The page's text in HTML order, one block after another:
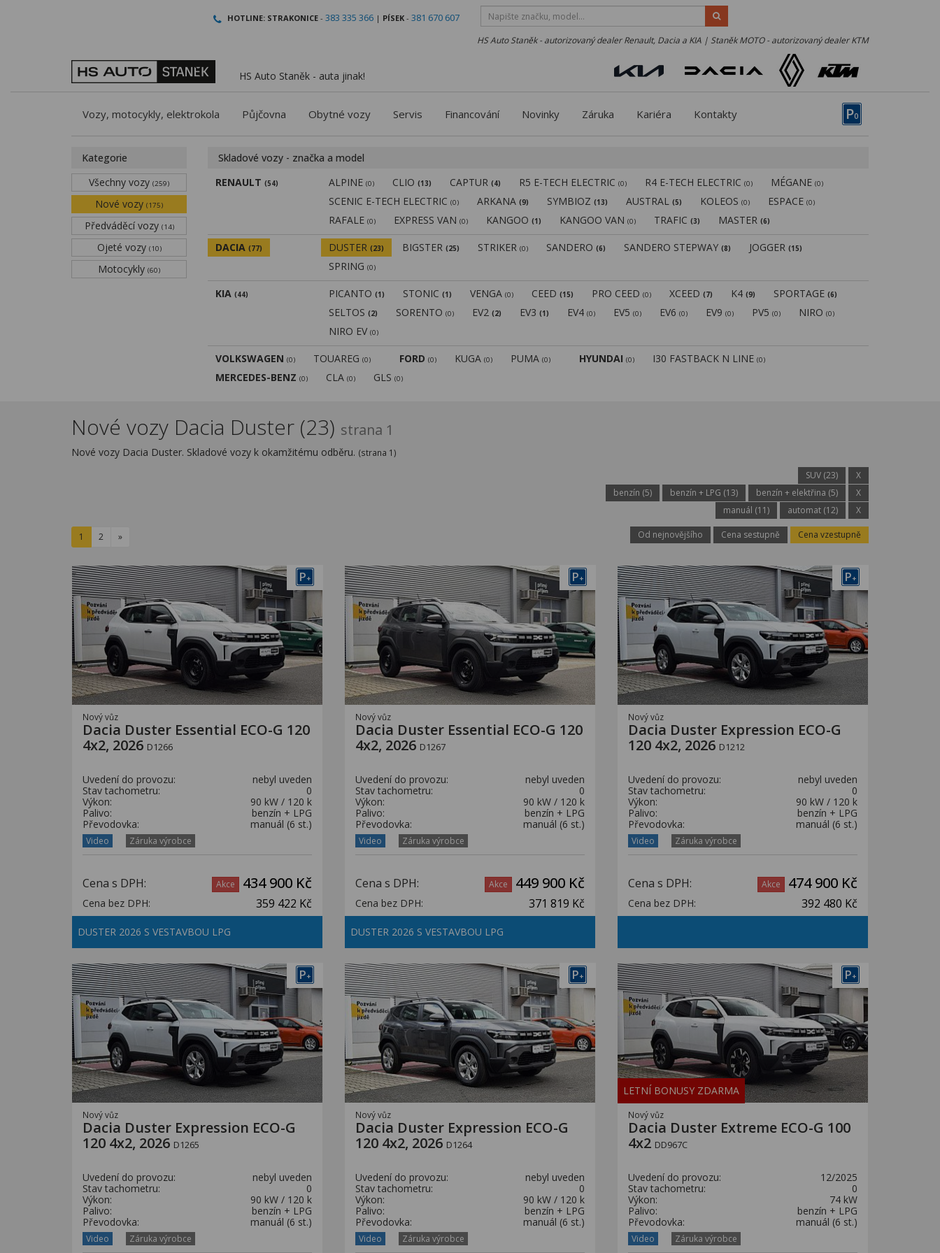
HOTLINE: STRAKONICE - 383 335 366 | PÍSEK - 381 670 607
HS Auto Staněk - autorizovaný dealer Renault, Dacia a KIA | Staněk MOTO - autorizovaný dealer KTM
HS Auto Staněk - auta jinak!
P0
Vozy, motocykly, elektrokola Půjčovna Obytné vozy Servis Financování Novinky Záruka Kariéra Kontakty
Kategorie
Všechny vozy (259)
Nové vozy (175)
Předváděcí vozy (14)
Ojeté vozy (10)
Motocykly (60)
Skladové vozy - značka a model
RENAULT (54) ALPINE(0) CLIO(13) CAPTUR(4) R5 E-TECH ELECTRIC(0) R4 E-TECH ELECTRIC(0) MÉGANE(0)
SCENIC E-TECH ELECTRIC(0) ARKANA(9) SYMBIOZ(13) AUSTRAL(5) KOLEOS(0) ESPACE(0)
RAFALE(0) EXPRESS VAN(0) KANGOO(1) KANGOO VAN(0) TRAFIC(3) MASTER(6)
DACIA (77) DUSTER(23) BIGSTER(25) STRIKER(0) SANDERO(6) SANDERO STEPWAY(8) JOGGER(15)
SPRING(0)
KIA (44) PICANTO(1) STONIC(1) VENGA(0) CEED(15) PRO CEED(0) XCEED(7) K4(9) SPORTAGE(6)
SELTOS(2) SORENTO(0) EV2(2) EV3(1) EV4(0) EV5(0) EV6(0) EV9(0) PV5(0) NIRO(0)
NIRO EV(0)
VOLKSWAGEN (0) TOUAREG (0) FORD (0) KUGA (0) PUMA (0) HYUNDAI (0) I30 FASTBACK N LINE (0)
MERCEDES-BENZ (0) CLA (0) GLS (0)
Nové vozy Dacia Duster (23) strana 1
Nové vozy Dacia Duster. Skladové vozy k okamžitému odběru. (strana 1)
SUV (23)
X
benzín (5)
benzín + LPG (13) benzín + elektřina (5)
X
manuál (11)
automat (12) X
1 2 » Od nejnovějšího Cena sestupně Cena vzestupně
P+
Nový vůz
Dacia Duster Essential ECO-G 120
4x2, 2026 D1266
Uvedení do provozu:
nebyl uveden
Stav tachometru:
0
Výkon:
90 kW / 120 k
Palivo:
benzín + LPG
Převodovka:
manuál (6 st.)
Video Záruka výrobce
Cena s DPH: Akce 434 900 Kč
Cena bez DPH: 359 422 Kč
DUSTER 2026 S VESTAVBOU LPG
P+
Nový vůz
Dacia Duster Essential ECO-G 120
4x2, 2026 D1267
Uvedení do provozu:
nebyl uveden
Stav tachometru:
0
Výkon:
90 kW / 120 k
Palivo:
benzín + LPG
Převodovka:
manuál (6 st.)
Video Záruka výrobce
Cena s DPH: Akce 449 900 Kč
Cena bez DPH: 371 819 Kč
DUSTER 2026 S VESTAVBOU LPG
P+
Nový vůz
Dacia Duster Expression ECO-G
120 4x2, 2026 D1212
Uvedení do provozu:
nebyl uveden
Stav tachometru:
0
Výkon:
90 kW / 120 k
Palivo:
benzín + LPG
Převodovka:
manuál (6 st.)
Video Záruka výrobce
Cena s DPH: Akce 474 900 Kč
Cena bez DPH: 392 480 Kč
P+
Nový vůz
Dacia Duster Expression ECO-G
120 4x2, 2026 D1265
Uvedení do provozu:
nebyl uveden
Stav tachometru:
0
Výkon:
90 kW / 120 k
Palivo:
benzín + LPG
Převodovka:
manuál (6 st.)
Video Záruka výrobce
P+
Nový vůz
Dacia Duster Expression ECO-G
120 4x2, 2026 D1264
Uvedení do provozu:
nebyl uveden
Stav tachometru:
0
Výkon:
90 kW / 120 k
Palivo:
benzín + LPG
Převodovka:
manuál (6 st.)
Video Záruka výrobce
P+
LETNÍ BONUSY ZDARMA
Nový vůz
Dacia Duster Extreme ECO-G 100
4x2 DD967C
Uvedení do provozu:
12/2025
Stav tachometru:
0
Výkon:
74 kW
Palivo:
benzín + LPG
Převodovka:
manuál (6 st.)
Video Záruka výrobce